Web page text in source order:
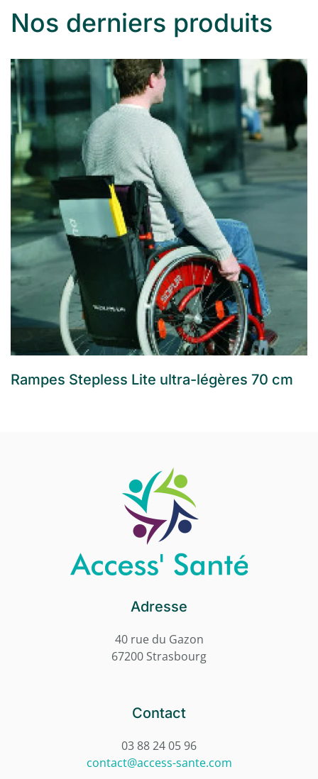
Nos derniers produits
Rampes Stepless Lite ultra-légères 70 cm
Adresse
40 rue du Gazon
67200 Strasbourg
Contact
03 88 24 05 96
contact@access-sante.com